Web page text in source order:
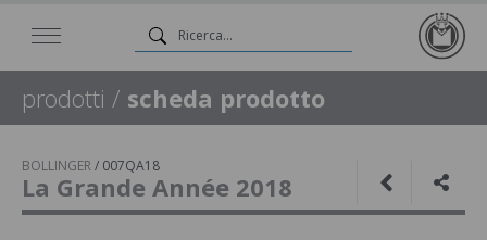
prodotti / scheda prodotto
BOLLINGER / 007QA18
La Grande Année 2018